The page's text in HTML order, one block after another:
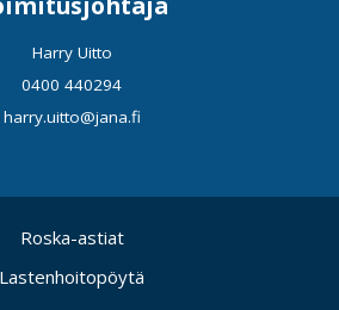
Harry Uitto
0400 440294
harry.uitto@jana.fi
Roska-astiat
Lastenhoitopöytä